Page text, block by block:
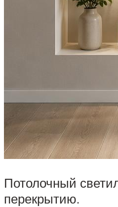
Потолочный
перекрытию.